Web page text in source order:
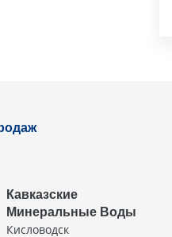
Кавказские
Минеральные Воды
Кисловодск